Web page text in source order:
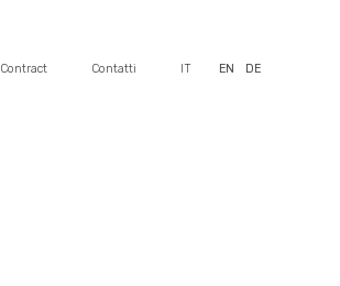
Contract Contatti IT EN DE